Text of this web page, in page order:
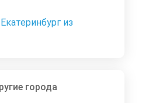
из
города